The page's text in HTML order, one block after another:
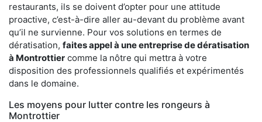
restaurants, ils se doivent d’opter pour une attitude
proactive, c’est-à-dire aller au-devant du problème avant
qu’il ne survienne. Pour vos solutions en termes de
dératisation, faites appel à une entreprise de dératisation
à Montrottier comme la nôtre qui mettra à votre
disposition des professionnels qualifiés et expérimentés
dans le domaine.
Les moyens pour lutter contre les rongeurs à
Montrottier